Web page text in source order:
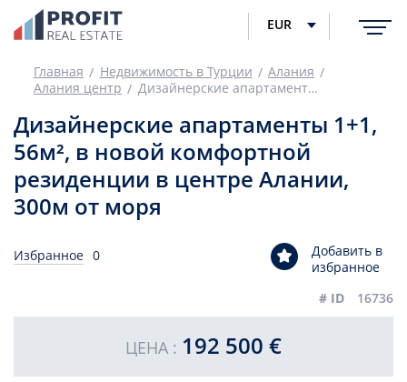
EUR
Главная Недвижимость в Турции
Алания
Алания центр
Дизайнерские апартаменты 1+1, 56м², в новой комфортной резиденции в центре Алании, 300м от моря
Дизайнерские апартаменты 1+1,
56м², в новой комфортной
резиденции в центре Алании,
300м от моря
Избранное 0
Добавить в
избранное
# ID
16736
ЦЕНА : 192 500 €